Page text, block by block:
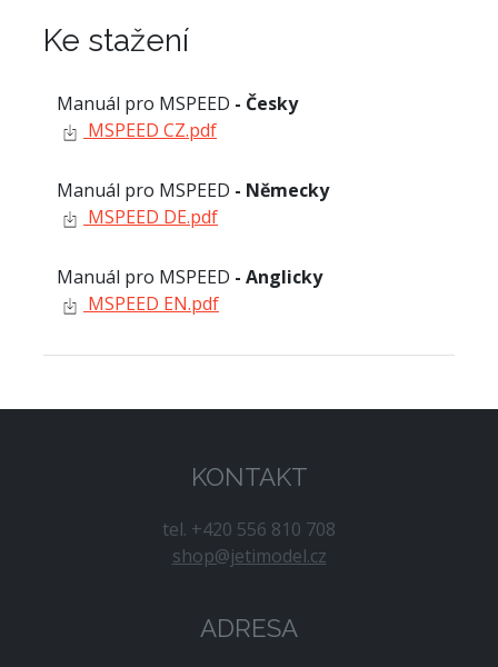
Ke stažení
Manuál pro MSPEED - Česky
MSPEED CZ.pdf
Manuál pro MSPEED - Německy
MSPEED DE.pdf
Manuál pro MSPEED - Anglicky
MSPEED EN.pdf
KONTAKT
tel. +420 556 810 708
shop@jetimodel.cz
ADRESA